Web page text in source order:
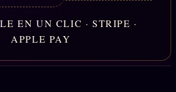
EN UN CLIC · STRIPE ·
APPLE PAY